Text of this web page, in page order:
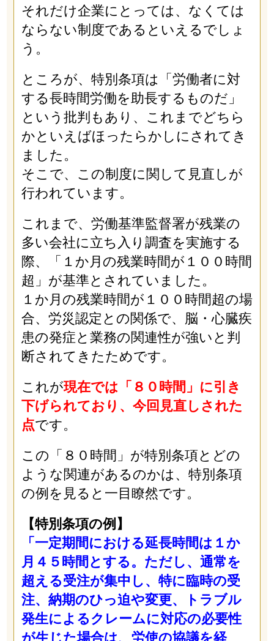
それだけ企業にとっては、なくては
ならない制度であるといえるでしょ
う。
ところが、特別条項は「労働者に対
する長時間労働を助長するものだ」
という批判もあり、これまでどちら
かといえばほったらかしにされてき
ました。
そこで、この制度に関して見直しが
行われています。
これまで、労働基準監督署が残業の
多い会社に立ち入り調査を実施する
際、「１か月の残業時間が１００時間
超」が基準とされていました。
１か月の残業時間が１００時間超の場
合、労災認定との関係で、脳・心臓疾
患の発症と業務の関連性が強いと判
断されてきたためです。
これが現在では「８０時間」に引き
下げられており、今回見直しされた
点です。
この「８０時間」が特別条項とどの
ような関連があるのかは、特別条項
の例を見ると一目瞭然です。
【特別条項の例】
「一定期間における延長時間は１か
月４５時間とする。ただし、通常を
超える受注が集中し、特に臨時の受
注、納期のひっ迫や変更、トラブル
発生によるクレームに対応の必要性
が生じた場合は、労使の協議を経